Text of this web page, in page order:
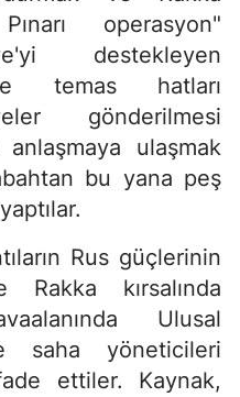
operasyon"
destekleyen
temas hatları
gönderilmesi
anlaşmaya ulaşmak
bu yana peş
Rus güçlerinin
kırsalında
Ulusal
saha yöneticileri
ettiler. Kaynak,